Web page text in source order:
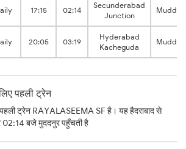
17:15 02:14
Secunderabad
Junction
20:05 03:19
Hyderabad
Kacheguda
पहली ट्रेन
ट्रेन RAYALASEEMA SF है। यह हैदराबाद से
बजे मुददनुर पहुँचती है